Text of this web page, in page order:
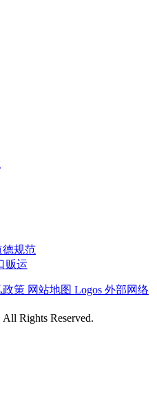
德规范
贩运
政策 网站地图 Logos 外部网络
Rights Reserved.